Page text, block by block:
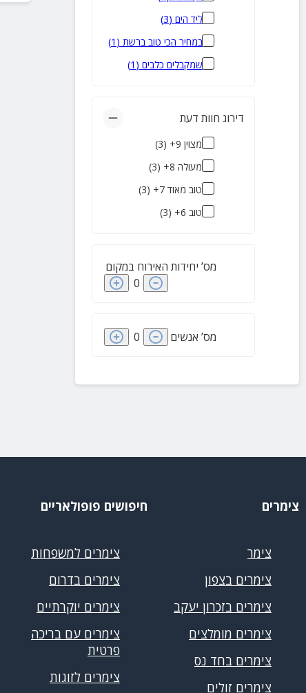
ליד הים (
3
)
במחיר הכי טוב ברשת (
1
)
שמקבלים כלבים (
1
)
דירוג חוות דעת
מצוין 9+ (
3
)
מעולה 8+
(
3
)
טוב מאוד 7+
(
3
)
טוב 6+
(
3
)
מס’ יחידות האירוח במקום
0
מס’ אנשים 0
צימרים
צימר
צימרים בצפון
צימרים בזכרון יעקב
צימרים מומלצים
צימרים בחד נס
צימרים זולים
חיפושים פופולאריים
צימרים למשפחות
צימרים בדרום
צימרים יוקרתיים
צימרים עם בריכה
פרטית
צימרים לזוגות